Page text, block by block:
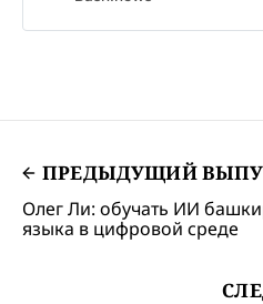
ПРЕДЫДУЩИЙ
Олег Ли: обучать ИИ
языка в цифровой среде